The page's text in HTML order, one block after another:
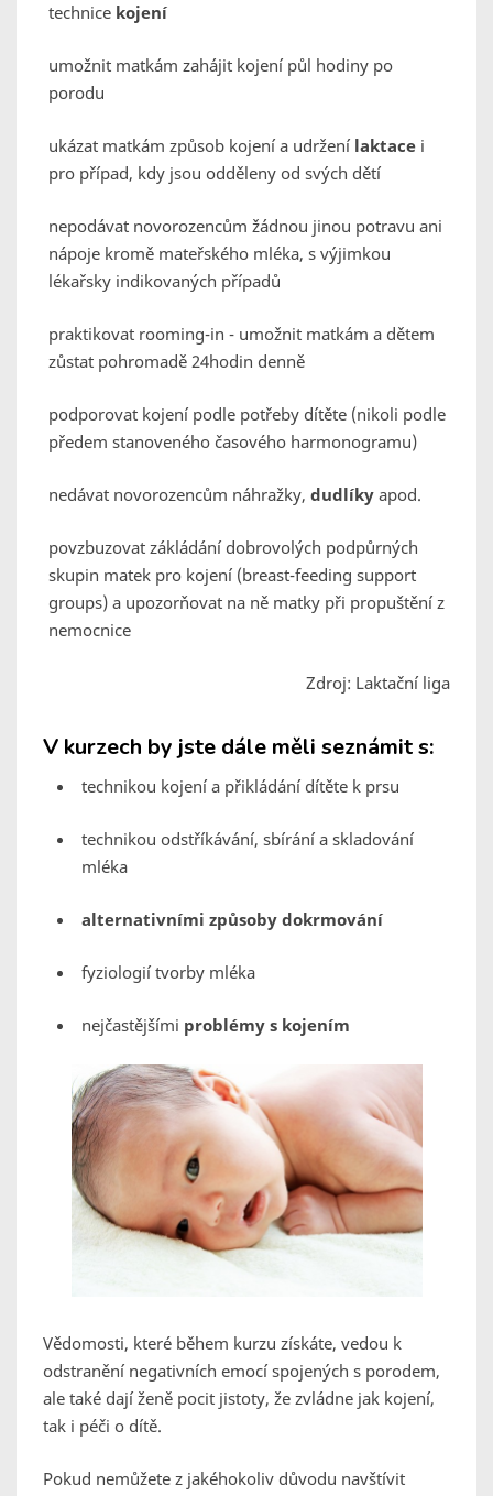
technice kojení
umožnit matkám zahájit kojení půl hodiny po
porodu
ukázat matkám způsob kojení a udržení laktace i
pro případ, kdy jsou odděleny od svých dětí
nepodávat novorozencům žádnou jinou potravu ani
nápoje kromě mateřského mléka, s výjimkou
lékařsky indikovaných případů
praktikovat rooming-in - umožnit matkám a dětem
zůstat pohromadě 24hodin denně
podporovat kojení podle potřeby dítěte (nikoli podle
předem stanoveného časového harmonogramu)
nedávat novorozencům náhražky, dudlíky apod.
povzbuzovat zákládání dobrovolých podpůrných
skupin matek pro kojení (breast-feeding support
groups) a upozorňovat na ně matky při propuštění z
nemocnice
Zdroj: Laktační liga
V kurzech by jste dále měli seznámit s:
technikou kojení a přikládání dítěte k prsu
technikou odstříkávání, sbírání a skladování
mléka
alternativními způsoby dokrmování
fyziologií tvorby mléka
nejčastějšími problémy s kojením
Vědomosti, které během kurzu získáte, vedou k
odstranění negativních emocí spojených s porodem,
ale také dají ženě pocit jistoty, že zvládne jak kojení,
tak i péči o dítě.
Pokud nemůžete z jakéhokoliv důvodu navštívit